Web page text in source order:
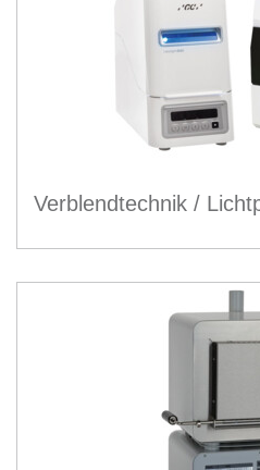
Verblendtechnik /